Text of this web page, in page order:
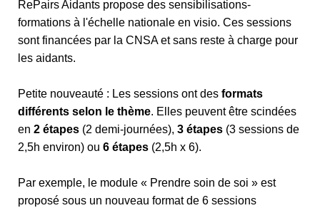
RePairs Aidants propose des sensibilisations-
formations à l'échelle nationale en visio. Ces sessions
sont financées par la CNSA et sans reste à charge pour
les aidants.
Petite nouveauté : Les sessions ont des formats
différents selon le thème. Elles peuvent être scindées
en 2 étapes (2 demi-journées), 3 étapes (3 sessions de
2,5h environ) ou 6 étapes (2,5h x 6).
Par exemple, le module « Prendre soin de soi » est
proposé sous un nouveau format de 6 sessions